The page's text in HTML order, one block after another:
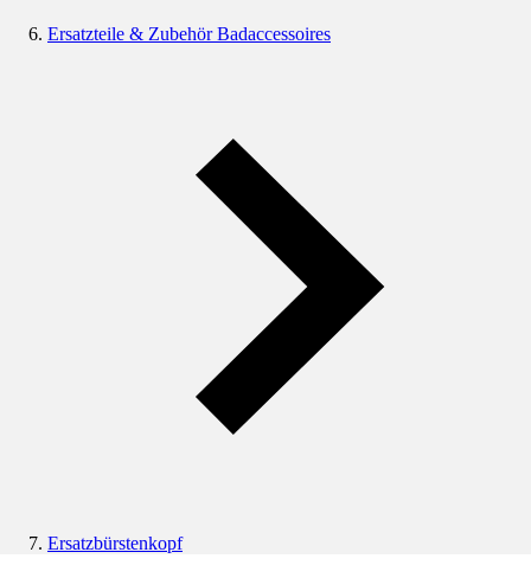
Ersatzteile & Zubehör Badaccessoires
Ersatzbürstenkopf